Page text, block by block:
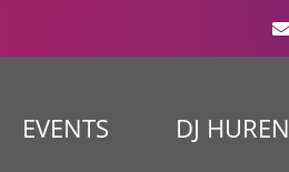
EVENTS DJ HUREN